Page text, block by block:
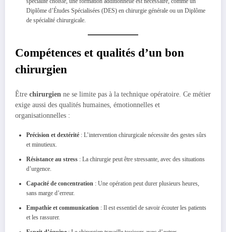
Diplôme d’Études Spécialisées (DES) en chirurgie générale ou un Diplôme
de spécialité chirurgicale.
Compétences et qualités d’un bon
chirurgien
Être chirurgien ne se limite pas à la technique opératoire. Ce métier
exige aussi des qualités humaines, émotionnelles et
organisationnelles :
Précision et dextérité : L’intervention chirurgicale nécessite des gestes sûrs
et minutieux.
Résistance au stress : La chirurgie peut être stressante, avec des situations
d’urgence.
Capacité de concentration : Une opération peut durer plusieurs heures,
sans marge d’erreur.
Empathie et communication : Il est essentiel de savoir écouter les patients
et les rassurer.